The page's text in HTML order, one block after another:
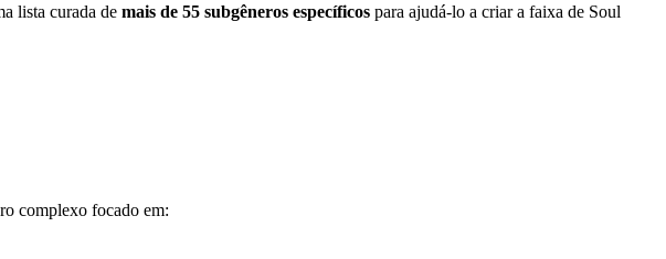
lista curada de mais de 55 subgêneros específicos para ajudá-lo a criar a faixa de Soul
complexo focado em: